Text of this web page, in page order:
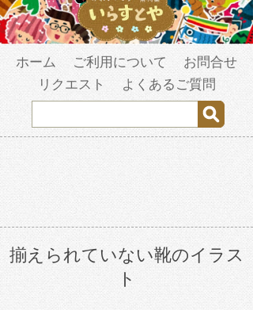
ホーム ご利用について
お問合せ
リクエスト
よくあるご質問
揃えられていない靴のイラス
ト